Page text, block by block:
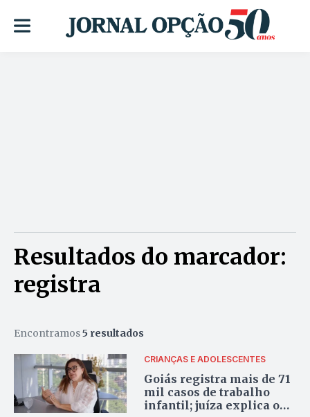
Resultados do marcador:
registra
Encontramos5 resultados
CRIANÇAS E ADOLESCENTES
Goiás registra mais de 71
mil casos de trabalho
infantil; juíza explica o